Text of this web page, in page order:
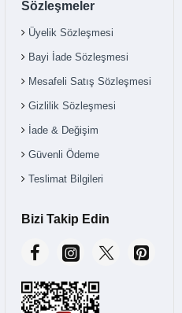
Sözleşmeler
Üyelik Sözleşmesi
Bayi İade Sözleşmesi
Mesafeli Satış Sözleşmesi
Gizlilik Sözleşmesi
İade & Değişim
Güvenli Ödeme
Teslimat Bilgileri
Bizi Takip Edin